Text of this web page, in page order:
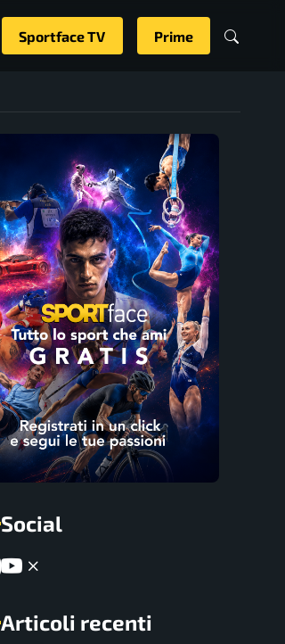
Sportface TV Prime
Social
Articoli recenti